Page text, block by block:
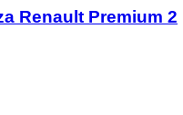
Renault Premium 2